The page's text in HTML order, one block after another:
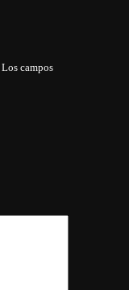
Los campos